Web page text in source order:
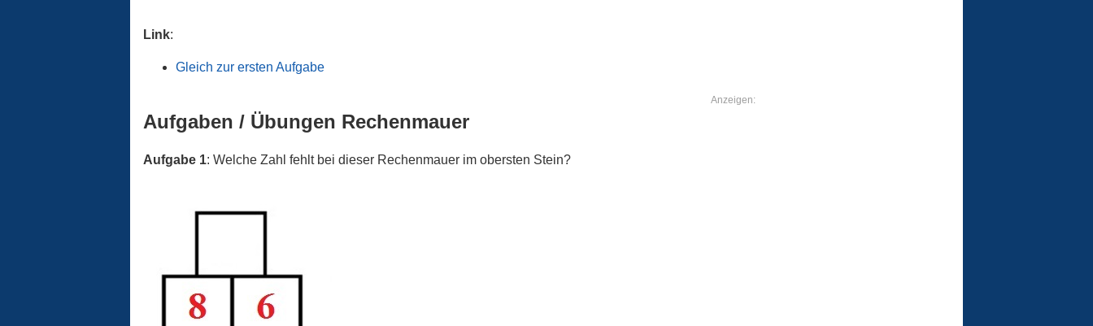
Link:
Gleich zur ersten Aufgabe
Anzeigen:
Aufgaben / Übungen Rechenmauer
Aufgabe 1: Welche Zahl fehlt bei dieser Rechenmauer im obersten Stein?